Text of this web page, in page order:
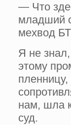
— Что
младший
мехвод
Я не
этому
нам, шла
суд.